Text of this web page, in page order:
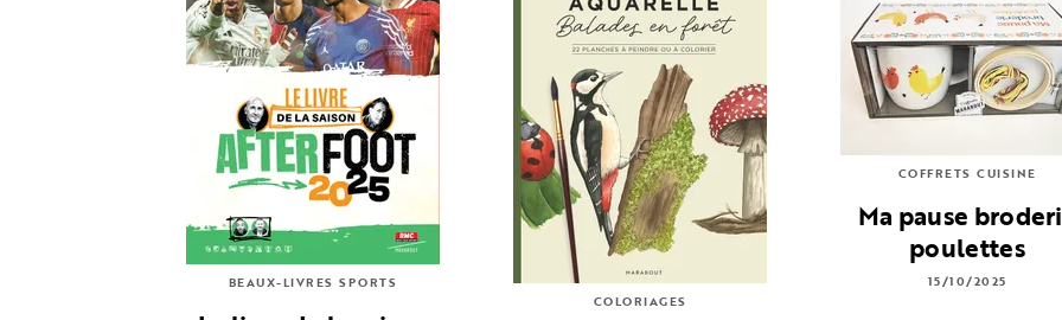
BEAUX-LIVRES SPORTS
COLORIAGES
COFFRETS CUISINE
Ma pause
poulettes
15/10/2025